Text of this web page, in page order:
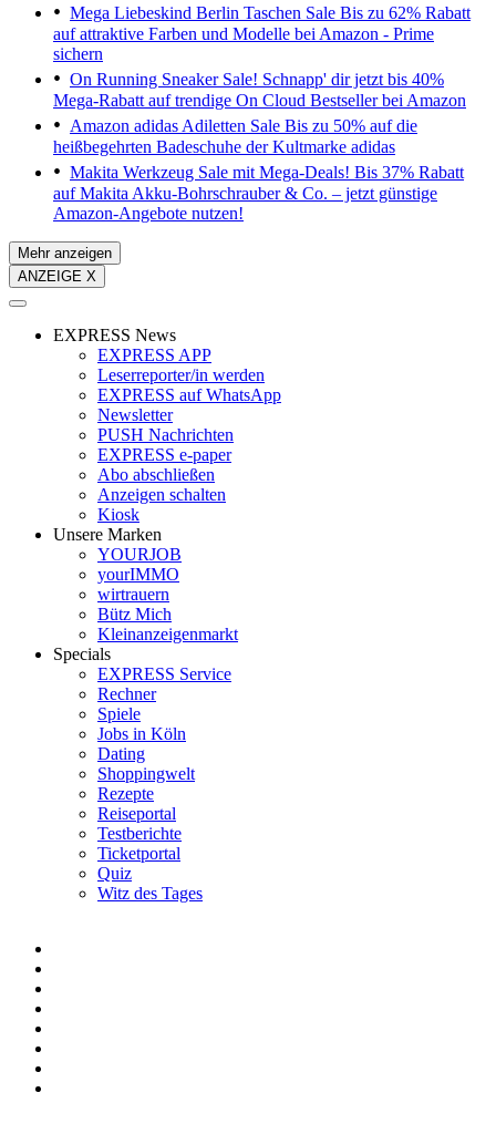
Mega Liebeskind Berlin Taschen Sale Bis zu 62% Rabatt
auf attraktive Farben und Modelle bei Amazon - Prime
sichern
On Running Sneaker Sale! Schnapp' dir jetzt bis 40%
Mega-Rabatt auf trendige On Cloud Bestseller bei Amazon
Amazon adidas Adiletten Sale Bis zu 50% auf die
heißbegehrten Badeschuhe der Kultmarke adidas
Makita Werkzeug Sale mit Mega-Deals! Bis 37% Rabatt
auf Makita Akku-Bohrschrauber & Co. – jetzt günstige
Amazon-Angebote nutzen!
Mehr anzeigen
ANZEIGE X
EXPRESS News
EXPRESS APP
Leserreporter/in werden
EXPRESS auf WhatsApp
Newsletter
PUSH Nachrichten
EXPRESS e-paper
Abo abschließen
Anzeigen schalten
Kiosk
Unsere Marken
YOURJOB
yourIMMO
wirtrauern
Bütz Mich
Kleinanzeigenmarkt
Specials
EXPRESS Service
Rechner
Spiele
Jobs in Köln
Dating
Shoppingwelt
Rezepte
Reiseportal
Testberichte
Ticketportal
Quiz
Witz des Tages